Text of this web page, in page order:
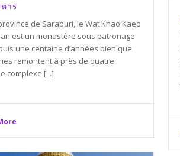
าร
de Saraburi, le Wat Khao Kaeo
est un monastère sous patronage
une centaine d’années bien que
remontent à près de quatre
complexe [...]